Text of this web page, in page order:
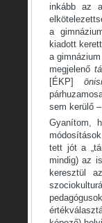
inkább az
a
kiadott
a
megjelenő
[ÉKP]
sem kerülő
Gyanítom,
tett jót a
mindig) az
keresztül